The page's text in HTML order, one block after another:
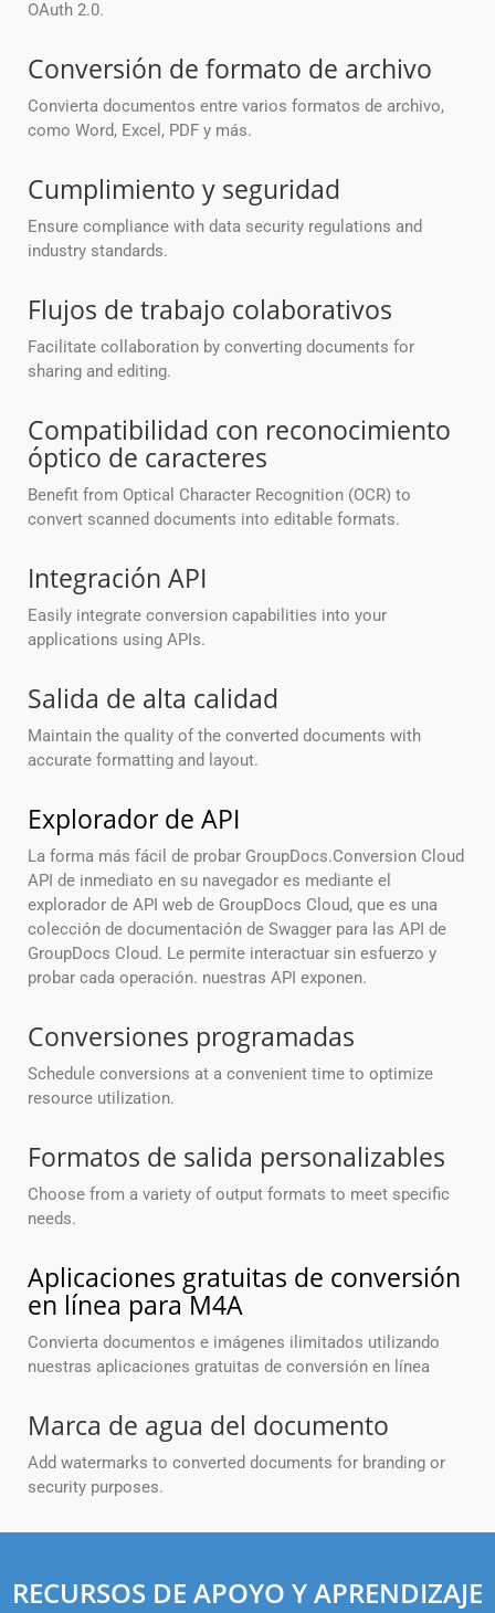
OAuth 2.0.
Conversión de formato de archivo
Convierta documentos entre varios formatos de archivo,
como Word, Excel, PDF y más.
Cumplimiento y seguridad
Ensure compliance with data security regulations and
industry standards.
Flujos de trabajo colaborativos
Facilitate collaboration by converting documents for
sharing and editing.
Compatibilidad con reconocimiento
óptico de caracteres
Benefit from Optical Character Recognition (OCR) to
convert scanned documents into editable formats.
Integración API
Easily integrate conversion capabilities into your
applications using APIs.
Salida de alta calidad
Maintain the quality of the converted documents with
accurate formatting and layout.
Explorador de API
La forma más fácil de probar GroupDocs.Conversion Cloud
API de inmediato en su navegador es mediante el
explorador de API web de GroupDocs Cloud, que es una
colección de documentación de Swagger para las API de
GroupDocs Cloud. Le permite interactuar sin esfuerzo y
probar cada operación. nuestras API exponen.
Conversiones programadas
Schedule conversions at a convenient time to optimize
resource utilization.
Formatos de salida personalizables
Choose from a variety of output formats to meet specific
needs.
Aplicaciones gratuitas de conversión
en línea para M4A
Convierta documentos e imágenes ilimitados utilizando
nuestras aplicaciones gratuitas de conversión en línea
Marca de agua del documento
Add watermarks to converted documents for branding or
security purposes.
RECURSOS DE APOYO Y APRENDIZAJE